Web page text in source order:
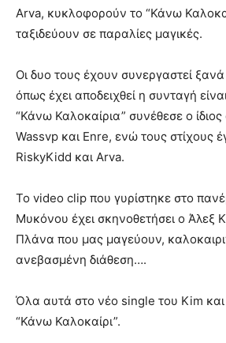
Arva, κυκλοφορούν το “Κάνω
ταξιδεύουν σε παραλίες μαγικές.
Οι δυο τους έχουν συνεργαστεί
όπως έχει αποδειχθεί η συνταγή
“Κάνω Καλοκαίρια” συνέθεσε ο
Wassvp και Enre, ενώ τους στίχους
RiskyKidd και Arva.
Το video clip που γυρίστηκε στο
Μυκόνου έχει σκηνοθετήσει ο Άλεξ
Πλάνα που μας μαγεύουν,
ανεβασμένη διάθεση….
Όλα αυτά στο νέο single του Kim και
“Κάνω Καλοκαίρι”.